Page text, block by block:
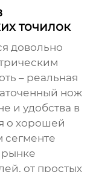
точилок
довольно
– реальная
нож
и удобства в
о хорошей
сегменте
рынке
от простых